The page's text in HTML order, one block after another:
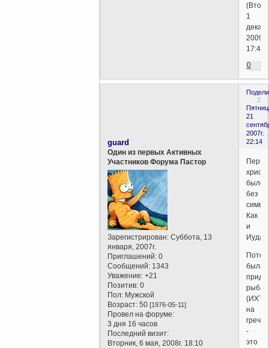
1
2009г.
17:45)
0
2
21
2007г.
22:14
guard
Один из первых Активных
Участников Форума Пастор
Зарегистрирован: Суббота, 13
января, 2007г.
Приглашений: 0
Сообщений: 1343
Уважение: +21
Позитив: 0
Пол: Мужской
Возраст: 50[1976-05-11]
Провел на форуме:
3 дня 16 часов
Последний визит:
Вторник, 6 мая, 2008г. 18:10
было
без
Как
и
Потом
была
рыба
на
-
это